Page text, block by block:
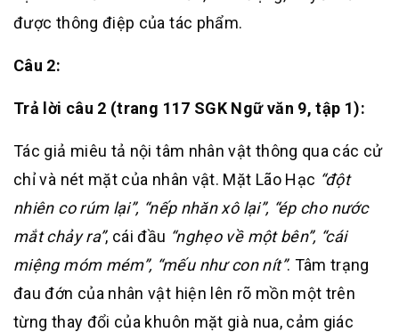
được thông điệp của tác phẩm.
Câu 2:
Trả lời câu 2 (trang 117 SGK Ngữ văn 9, tập 1):
Tác giả miêu tả nội tâm nhân vật thông qua các cử
chỉ và nét mặt của nhân vật. Mặt Lão Hạc “đột
nhiên co rúm lại”, “nếp nhăn xô lại”, “ép cho nước
mắt chảy ra”, cái đầu “nghẹo về một bên”, “cái
miệng móm mém”, “mếu như con nít”. Tâm trạng
đau đớn của nhân vật hiện lên rõ mồn một trên
từng thay đổi của khuôn mặt già nua, cảm giác